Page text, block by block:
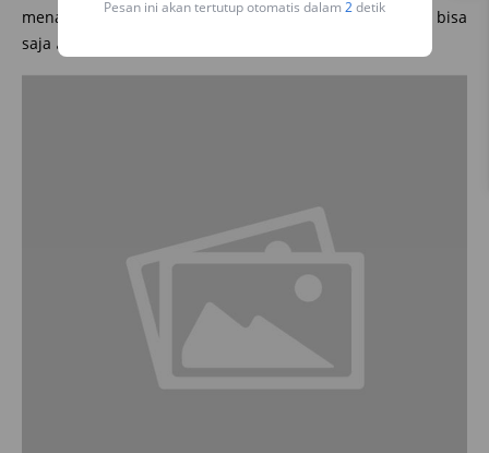
Pesan ini akan tertutup otomatis dalam 1detik
menabrak tiang listrik pada bagian tengah(grill), maka bisa
saja airbag